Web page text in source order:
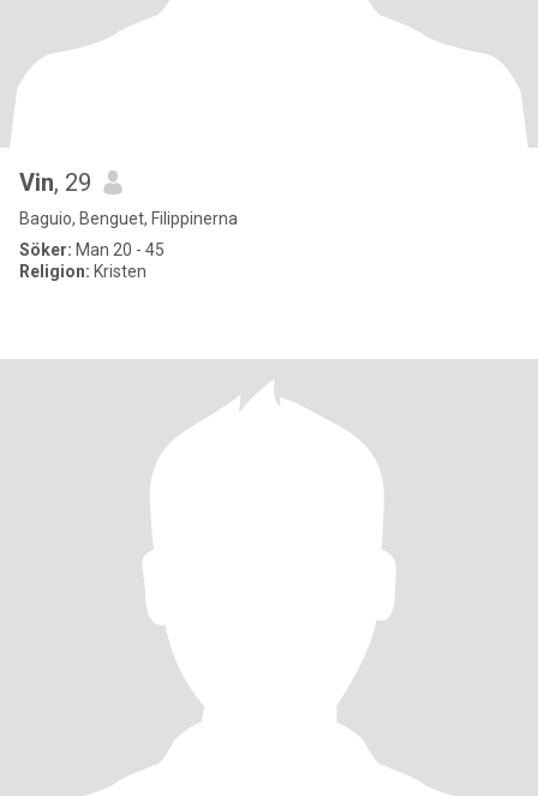
Vin, 29
Baguio, Benguet, Filippinerna
Söker: Man 20 - 45
Religion: Kristen